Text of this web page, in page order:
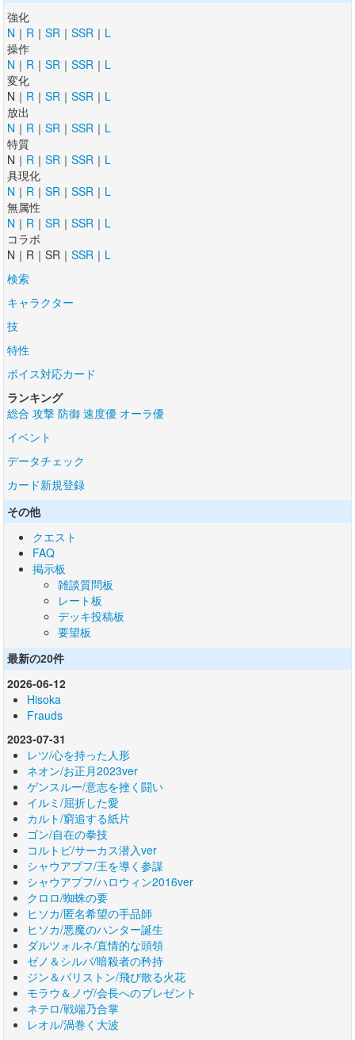
強化
N ｜ R ｜ SR ｜ SSR ｜ L
操作
N ｜ R ｜ SR ｜ SSR ｜ L
変化
N｜ R ｜ SR ｜ SSR ｜ L
放出
N ｜ R ｜ SR ｜ SSR ｜ L
特質
N｜ R ｜ SR ｜ SSR ｜ L
具現化
N ｜ R ｜ SR ｜ SSR ｜ L
無属性
N ｜ R ｜ SR ｜ SSR ｜ L
コラボ
N｜R｜SR｜ SSR ｜ L
検索
キャラクター
技
特性
ボイス対応カード
ランキング
総合 攻撃 防御 速度優 オーラ優
イベント
データチェック
カード新規登録
その他
クエスト
FAQ
掲示板
雑談質問板
レート板
デッキ投稿板
要望板
最新の20件
2026-06-12
Hisoka
Frauds
2023-07-31
レツ/心を持った人形
ネオン/お正月2023ver
ゲンスルー/意志を挫く闘い
イルミ/屈折した愛
カルト/窮追する紙片
ゴン/自在の拳技
コルトピ/サーカス潜入ver
シャウアプフ/王を導く参謀
シャウアプフ/ハロウィン2016ver
クロロ/蜘蛛の要
ヒソカ/匿名希望の手品師
ヒソカ/悪魔のハンター誕生
ダルツォルネ/直情的な頭領
ゼノ＆シルバ/暗殺者の矜持
ジン＆パリストン/飛び散る火花
モラウ＆ノヴ/会長へのプレゼント
ネテロ/戦端乃合掌
レオル/渦巻く大波